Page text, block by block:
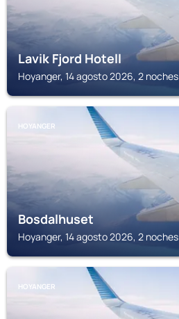
Lavik Fjord Hotell
Hoyanger, 14 agosto 2026, 2 noches
HOYANGER
Bosdalhuset
Hoyanger, 14 agosto 2026, 2 noches
HOYANGER